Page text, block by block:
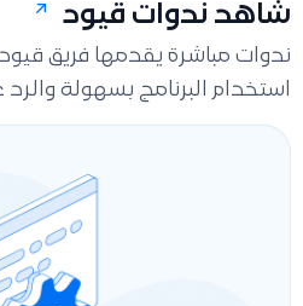
شاهد ندوات قيود
ندوات مباشرة يقدمها فريق
استخدام البرنامج بسهولة